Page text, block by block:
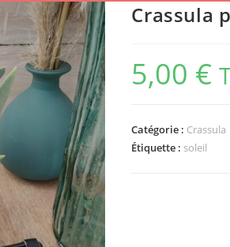
Crassula
5,00 €
Catégorie : Crassula
Étiquette : soleil